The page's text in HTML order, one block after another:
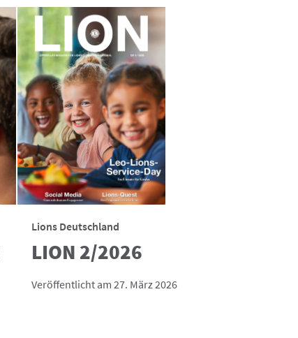
Lions Deutschland
LION 2/2026
Veröffentlicht am 27. März 2026